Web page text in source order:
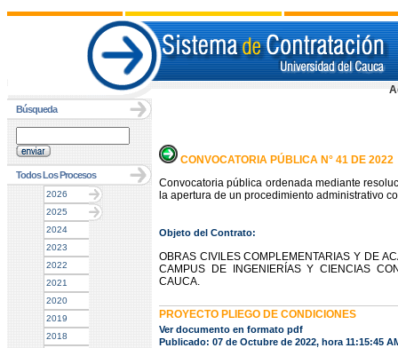
Búsqueda
Todos Los Procesos
2026
2025
2024
2023
2022
2021
2020
2019
2018
CONVOCATORIA PÚBLICA N° 41 DE 2022
Convocatoria pública ordenada mediante
la apertura de un procedimiento administrativo
Objeto del Contrato:
OBRAS CIVILES COMPLEMENTARIAS Y DE
CAMPUS DE INGENIERÍAS Y CIENCIAS
CAUCA.
PROYECTO PLIEGO DE CONDICIONES
Ver documento en formato pdf
Publicado: 07 de Octubre de 2022, hora 11:15:45